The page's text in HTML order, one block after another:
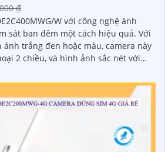
₫
W với công nghệ ánh
ban đêm một cách hiệu quả. Với
trắng đen hoặc màu, camera này
2 chiều, và hình ảnh sắc nét với